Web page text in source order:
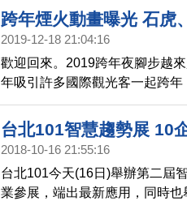
作，傳送台北101的跨年煙火秀
開放，舉辦派對。
跨年煙火動畫曝光 石虎
2019-12-18 21:04:16
歡迎回來。2019跨年夜腳步越
年吸引許多國際觀光客一起跨
擬動畫，石虎、黑面琵鷺等台
的精彩煙火秀，帶您搶先看。
台北101智慧趨勢展 10
2018-10-16 21:55:16
台北101今天(16日)舉辦第二屆
業參展，端出最新應用，同時